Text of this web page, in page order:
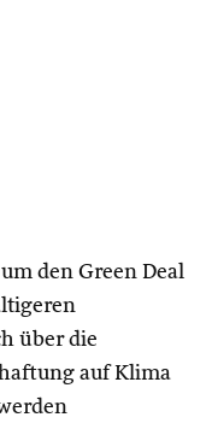
den Green Deal
über die
auf Klima